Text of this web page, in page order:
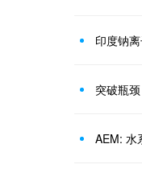
印度钠
突破瓶
AEM: 水